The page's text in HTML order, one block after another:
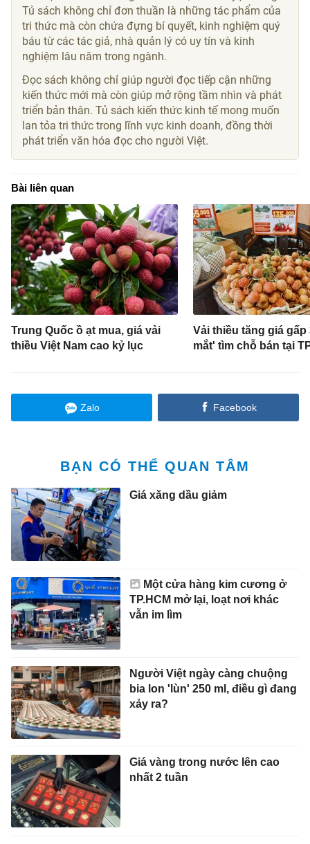
Tủ sách không chỉ đơn thuần là những tác phẩm của
tri thức mà còn chứa đựng bí quyết, kinh nghiệm quý
báu từ các tác giả, nhà quản lý có uy tín và kinh
nghiệm lâu năm trong ngành.
Đọc sách không chỉ giúp người đọc tiếp cận những
kiến thức mới mà còn giúp mở rộng tầm nhìn và phát
triển bản thân. Tủ sách kiến thức kinh tế mong muốn
lan tỏa tri thức trong lĩnh vực kinh doanh, đồng thời
phát triển văn hóa đọc cho người Việt.
Bài liên quan
Trung Quốc ồ ạt mua, giá vải
thiều Việt Nam cao kỷ lục
Vải thiều tăng giá gấp
mắt' tìm chỗ bán tại
Zalo Facebook
BẠN CÓ THỂ QUAN TÂM
Giá xăng dầu giảm
Một cửa hàng kim cương ở
TP.HCM mở lại, loạt nơi khác
vẫn im lìm
Người Việt ngày càng chuộng
bia lon 'lùn' 250 ml, điều gì đang
xảy ra?
Giá vàng trong nước lên cao
nhất 2 tuần